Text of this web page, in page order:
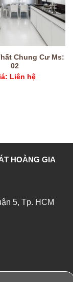
Chung Cư Ms:
02
Liên hệ
HOÀNG GIA
5, Tp. HCM